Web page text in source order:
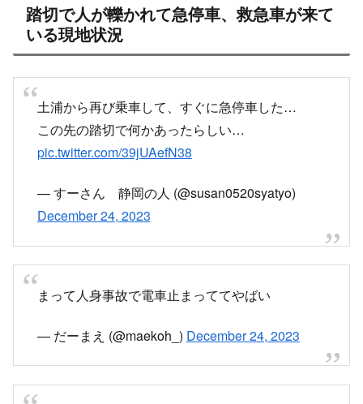
踏切で人が轢かれて急停車、救急車が来て
いる現地状況
土浦から再び乗車して、すぐに急停車した…
この先の踏切で何かあったらしい…
pic.twitter.com/39jUAefN38
— すーさん 静岡の人 (@susan0520syatyo)
December 24, 2023
まって人身事故で電車止まっててやばい
— だーまえ (@maekoh_) December 24, 2023